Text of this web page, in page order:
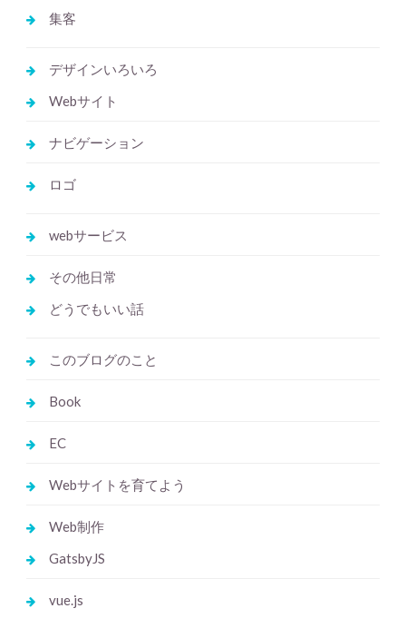
集客
デザインいろいろ
Webサイト
ナビゲーション
ロゴ
webサービス
その他日常
どうでもいい話
このブログのこと
Book
EC
Webサイトを育てよう
Web制作
GatsbyJS
vue.js